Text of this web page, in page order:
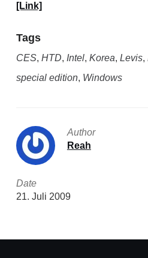
[Link]
Tags
CES, HTD, Intel, Korea, Levis,
special edition, Windows
Author
Reah
Date
21. Juli 2009